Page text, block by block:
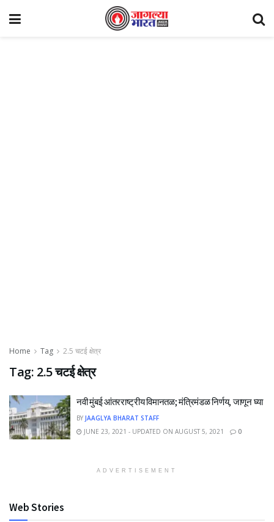
Home Tag 2.5 चटई क्षेत्र
Tag: 2.5 चटई क्षेत्र
नवी मुंबई आंतरराष्ट्रीय विमानतळ; मंत्रिमंडळ निर्णय, जाणून घ्या
BY JAAGLYA BHARAT STAFF
JUNE 23, 2021 - UPDATED ON AUGUST 5, 2021
0
ADVERTISEMENT
Web Stories